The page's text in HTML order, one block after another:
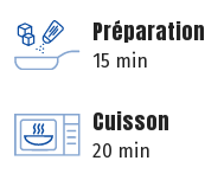
Préparation
15 min
Cuisson
20 min